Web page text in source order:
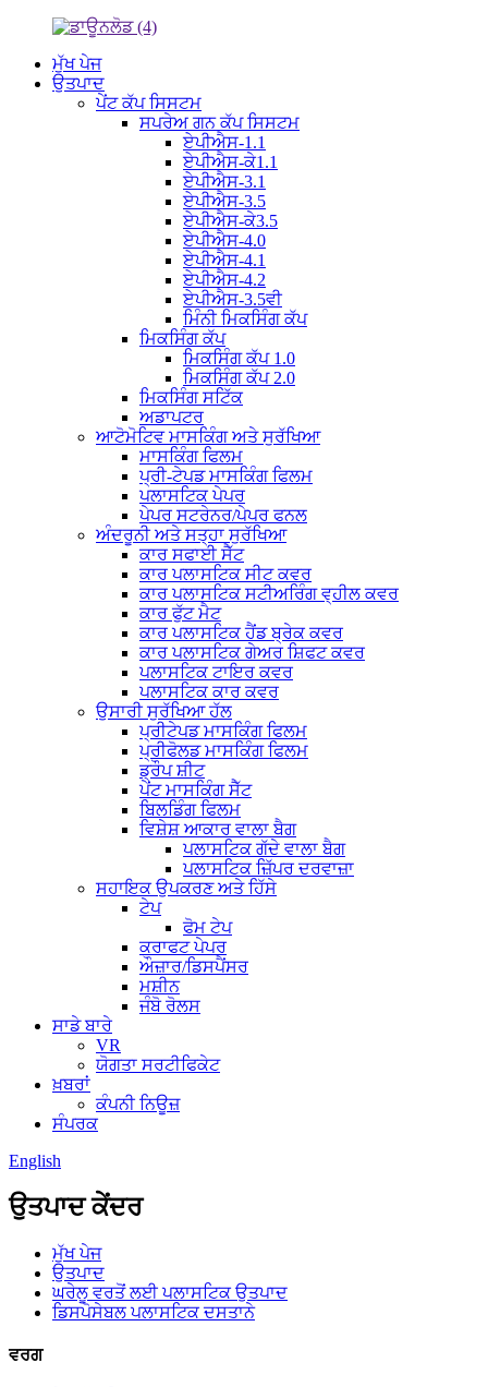
ਮੁੱਖ ਪੇਜ
ਉਤਪਾਦ
ਪੇਂਟ ਕੱਪ ਸਿਸਟਮ
ਸਪਰੇਅ ਗਨ ਕੱਪ ਸਿਸਟਮ
ਏਪੀਐਸ-1.1
ਏਪੀਐਸ-ਕੇ1.1
ਏਪੀਐਸ-3.1
ਏਪੀਐਸ-3.5
ਏਪੀਐਸ-ਕੇ3.5
ਏਪੀਐਸ-4.0
ਏਪੀਐਸ-4.1
ਏਪੀਐਸ-4.2
ਏਪੀਐਸ-3.5ਵੀ
ਮਿੰਨੀ ਮਿਕਸਿੰਗ ਕੱਪ
ਮਿਕਸਿੰਗ ਕੱਪ
ਮਿਕਸਿੰਗ ਕੱਪ 1.0
ਮਿਕਸਿੰਗ ਕੱਪ 2.0
ਮਿਕਸਿੰਗ ਸਟਿੱਕ
ਅਡਾਪਟਰ
ਆਟੋਮੋਟਿਵ ਮਾਸਕਿੰਗ ਅਤੇ ਸੁਰੱਖਿਆ
ਮਾਸਕਿੰਗ ਫਿਲਮ
ਪ੍ਰੀ-ਟੇਪਡ ਮਾਸਕਿੰਗ ਫਿਲਮ
ਪਲਾਸਟਿਕ ਪੇਪਰ
ਪੇਪਰ ਸਟਰੇਨਰ/ਪੇਪਰ ਫਨਲ
ਅੰਦਰੂਨੀ ਅਤੇ ਸਤ੍ਹਾ ਸੁਰੱਖਿਆ
ਕਾਰ ਸਫਾਈ ਸੈੱਟ
ਕਾਰ ਪਲਾਸਟਿਕ ਸੀਟ ਕਵਰ
ਕਾਰ ਪਲਾਸਟਿਕ ਸਟੀਅਰਿੰਗ ਵ੍ਹੀਲ ਕਵਰ
ਕਾਰ ਫੁੱਟ ਮੈਟ
ਕਾਰ ਪਲਾਸਟਿਕ ਹੈਂਡ ਬ੍ਰੇਕ ਕਵਰ
ਕਾਰ ਪਲਾਸਟਿਕ ਗੇਅਰ ਸ਼ਿਫਟ ਕਵਰ
ਪਲਾਸਟਿਕ ਟਾਇਰ ਕਵਰ
ਪਲਾਸਟਿਕ ਕਾਰ ਕਵਰ
ਉਸਾਰੀ ਸੁਰੱਖਿਆ ਹੱਲ
ਪ੍ਰੀਟੇਪਡ ਮਾਸਕਿੰਗ ਫਿਲਮ
ਪ੍ਰੀਫੋਲਡ ਮਾਸਕਿੰਗ ਫਿਲਮ
ਡ੍ਰੌਪ ਸ਼ੀਟ
ਪੇਂਟ ਮਾਸਕਿੰਗ ਸੈੱਟ
ਬਿਲਡਿੰਗ ਫਿਲਮ
ਵਿਸ਼ੇਸ਼ ਆਕਾਰ ਵਾਲਾ ਬੈਗ
ਪਲਾਸਟਿਕ ਗੱਦੇ ਵਾਲਾ ਬੈਗ
ਪਲਾਸਟਿਕ ਜ਼ਿੱਪਰ ਦਰਵਾਜ਼ਾ
ਸਹਾਇਕ ਉਪਕਰਣ ਅਤੇ ਹਿੱਸੇ
ਟੇਪ
ਫੋਮ ਟੇਪ
ਕਰਾਫਟ ਪੇਪਰ
ਔਜ਼ਾਰ/ਡਿਸਪੈਂਸਰ
ਮਸ਼ੀਨ
ਜੰਬੋ ਰੋਲਸ
ਸਾਡੇ ਬਾਰੇ
VR
ਯੋਗਤਾ ਸਰਟੀਫਿਕੇਟ
ਖ਼ਬਰਾਂ
ਕੰਪਨੀ ਨਿਊਜ਼
ਸੰਪਰਕ
English
ਉਤਪਾਦ ਕੇਂਦਰ
ਮੁੱਖ ਪੇਜ
ਉਤਪਾਦ
ਘਰੇਲੂ ਵਰਤੋਂ ਲਈ ਪਲਾਸਟਿਕ ਉਤਪਾਦ
ਡਿਸਪੋਸੇਬਲ ਪਲਾਸਟਿਕ ਦਸਤਾਨੇ
ਵਰਗ